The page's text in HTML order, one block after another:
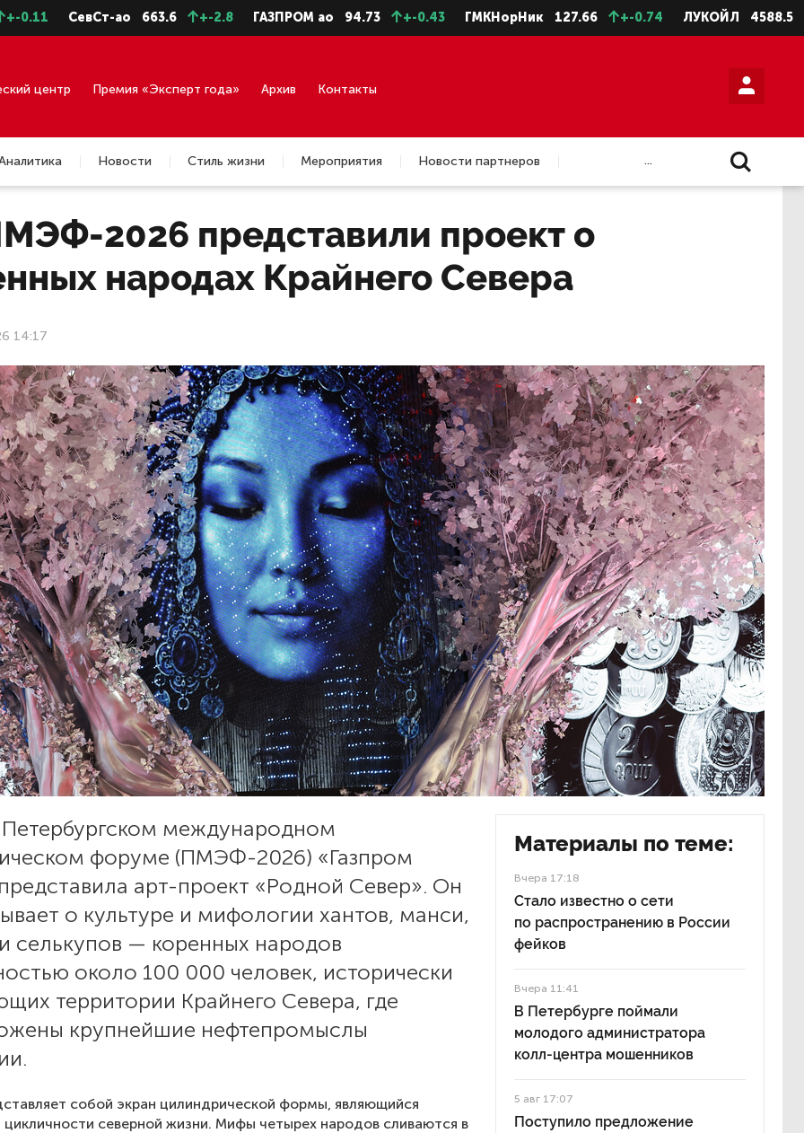
СевСт-ао 663.6 +-2.8 ГАЗПРОМ ао 94.73 +-0.43 ГМКНорНик 127.66 +-0.74 ЛУКОЙЛ 4588.5 +-11.5
центр Премия «Эксперт года» Архив Контакты
Новости Стиль жизни Мероприятия
Новости партнеров
...
2026 представили проект о
народах Крайнего Севера
14:17
Петербургском международном
форуме (ПМЭФ-2026) «Газпром
арт-проект «Родной Север». Он
о культуре и мифологии хантов, манси,
селькупов — коренных народов
около 100 000 человек, исторически
территории Крайнего Севера, где
крупнейшие нефтепромыслы
собой экран цилиндрической формы, являющийся
северной жизни. Мифы четырех народов сливаются в
Материалы по теме:
Вчера 17:18
Стало известно о сети
по распространению в России
фейков
Вчера 11:41
В Петербурге поймали
молодого администратора
колл-центра мошенников
5 авг 17:07
Поступило предложение